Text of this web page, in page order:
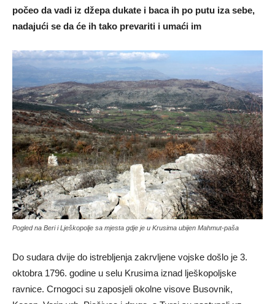
počeo da vadi iz džepa dukate i baca ih po putu iza sebe,
nadajući se da će ih tako prevariti i umaći im
Pogled na Beri i Lješkopolje sa mjesta gdje je u Krusima ubijen Mahmut-paša
Do sudara dvije do istrebljenja zakrvljene vojske došlo je 3.
oktobra 1796. godine u selu Krusima iznad lješkopoljske
ravnice. Crnogoci su zaposjeli okolne visove Busovnik,